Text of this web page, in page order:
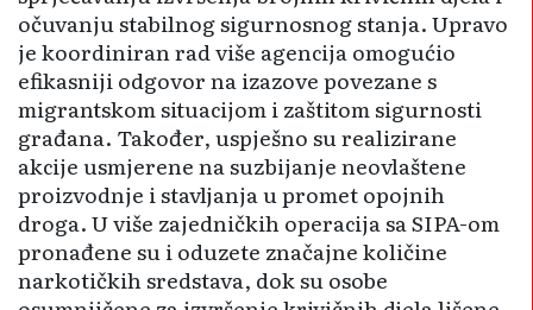
očuvanju stabilnog sigurnosnog stanja. Upravo
je koordiniran rad više agencija omo­gućio
efikasniji odgovor na izazove povezane s
migrantskom situacijom i zaštitom sigurnosti
građa­na. Također, uspješno su realizirane
akcije usmjerene na suzbijanje neovlaštene
proizvodnje i stavljanja u promet opojnih
droga. U više zajedničkih operacija sa SIPA-om
pronađene su i oduzete značajne količine
narkotičkih sredstava, dok su osobe